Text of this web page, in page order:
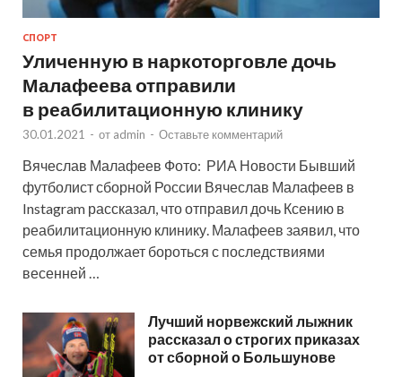
СПОРТ
Уличенную в наркоторговле дочь
Малафеева отправили
в реабилитационную клинику
30.01.2021 - от admin - Оставьте комментарий
Вячеслав Малафеев Фото: РИА Новости Бывший
футболист сборной России Вячеслав Малафеев в
Instagram рассказал, что отправил дочь Ксению в
реабилитационную клинику. Малафеев заявил, что
семья продолжает бороться с последствиями
весенней …
Лучший норвежский лыжник
рассказал о строгих приказах
от сборной о Большунове